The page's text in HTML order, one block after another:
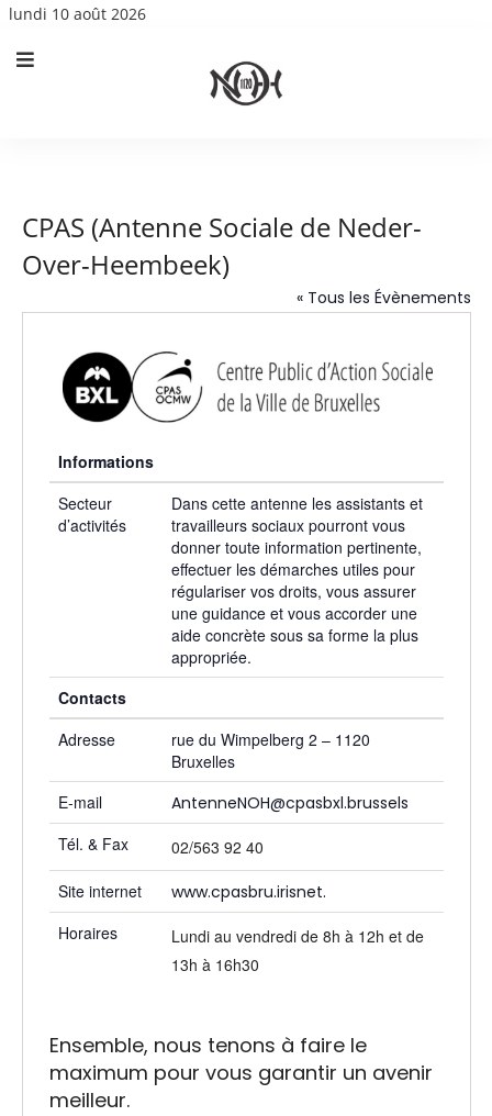
lundi 10 août 2026
CPAS (Antenne Sociale de Neder-
Over-Heembeek)
« Tous les Évènements
Informations
Secteur
d’activités
Dans cette antenne les assistants et
travailleurs sociaux pourront vous
donner toute information pertinente,
effectuer les démarches utiles pour
régulariser vos droits, vous assurer
une guidance et vous accorder une
aide concrète sous sa forme la plus
appropriée.
Contacts
Adresse
rue du Wimpelberg 2 – 1120
Bruxelles
E-mail
AntenneNOH@cpasbxl.brussels
Tél. & Fax
02/563 92 40
Site internet
www.cpasbru.irisnet.
Horaires
Lundi au vendredi de 8h à 12h et de
13h à 16h30
Ensemble, nous tenons à faire le
maximum pour vous garantir un avenir
meilleur.